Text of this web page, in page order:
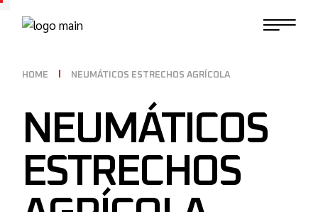
HOME NEUMÁTICOS ESTRECHOS AGRÍCOLA
NEUMÁTICOS
ESTRECHOS